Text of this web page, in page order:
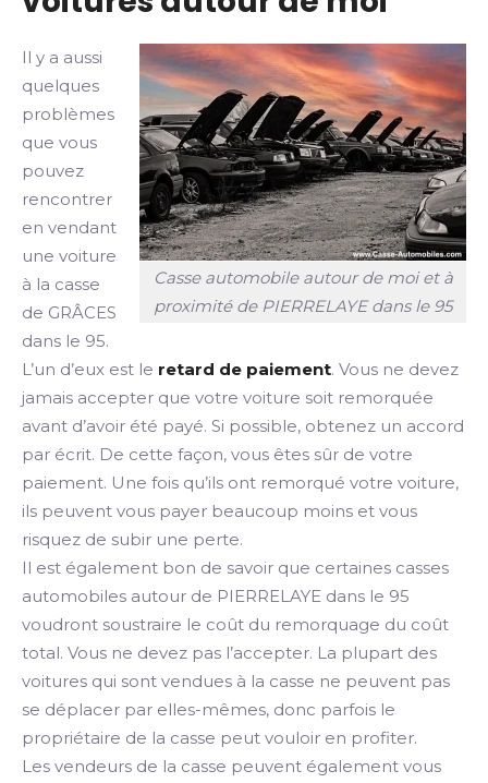
Casse automobile autour de moi et à
proximité de PIERRELAYE dans le 95
Il y a aussi
quelques
problèmes
que vous
pouvez
rencontrer
en vendant
une voiture
à la casse
de GRÂCES
dans le 95.
L’un d’eux est le retard de paiement. Vous ne devez
jamais accepter que votre voiture soit remorquée
avant d’avoir été payé. Si possible, obtenez un accord
par écrit. De cette façon, vous êtes sûr de votre
paiement. Une fois qu’ils ont remorqué votre voiture,
ils peuvent vous payer beaucoup moins et vous
risquez de subir une perte.
Il est également bon de savoir que certaines casses
automobiles autour de PIERRELAYE dans le 95
voudront soustraire le coût du remorquage du coût
total. Vous ne devez pas l’accepter. La plupart des
voitures qui sont vendues à la casse ne peuvent pas
se déplacer par elles-mêmes, donc parfois le
propriétaire de la casse peut vouloir en profiter.
Les vendeurs de la casse peuvent également vous